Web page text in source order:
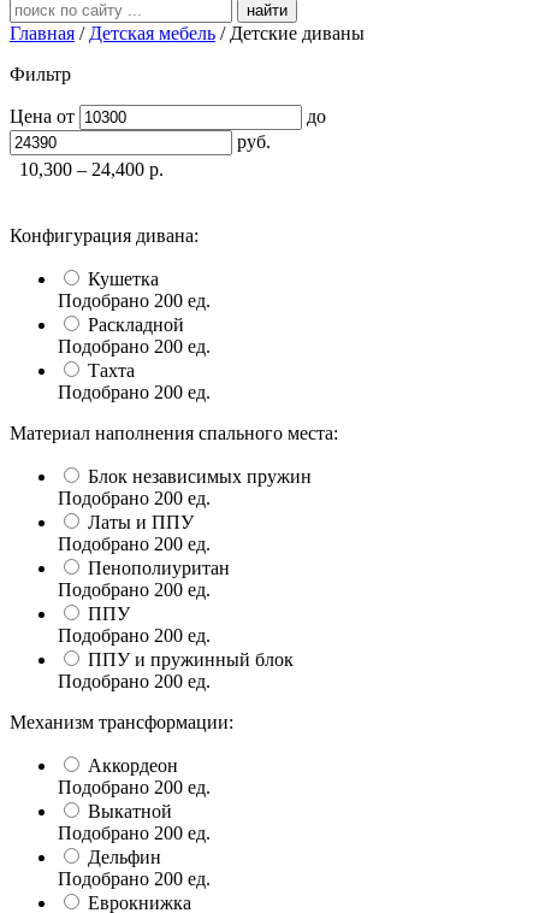
найти
Главная / Детская мебель / Детские диваны
Фильтр
Цена от
до
руб.
10,300 – 24,400 р.
Конфигурация дивана:
Кушетка
Подобрано 200 ед.
Раскладной
Подобрано 200 ед.
Тахта
Подобрано 200 ед.
Материал наполнения спального места:
Блок независимых пружин
Подобрано 200 ед.
Латы и ППУ
Подобрано 200 ед.
Пенополиуритан
Подобрано 200 ед.
ППУ
Подобрано 200 ед.
ППУ и пружинный блок
Подобрано 200 ед.
Механизм трансформации:
Аккордеон
Подобрано 200 ед.
Выкатной
Подобрано 200 ед.
Дельфин
Подобрано 200 ед.
Еврокнижка